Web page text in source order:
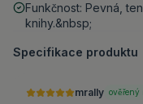
Funkčnost: Pevná,
knihy.&nbsp;
Specifikace produktu
mrally ověřený